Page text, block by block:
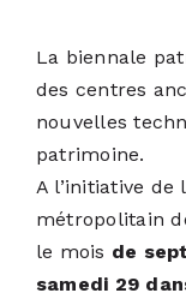
La biennale
des centres
nouvelles
patrimoine.
A l’initiative de
métropolitain
le mois de
samedi 29
S’ABONNER
CONTACT